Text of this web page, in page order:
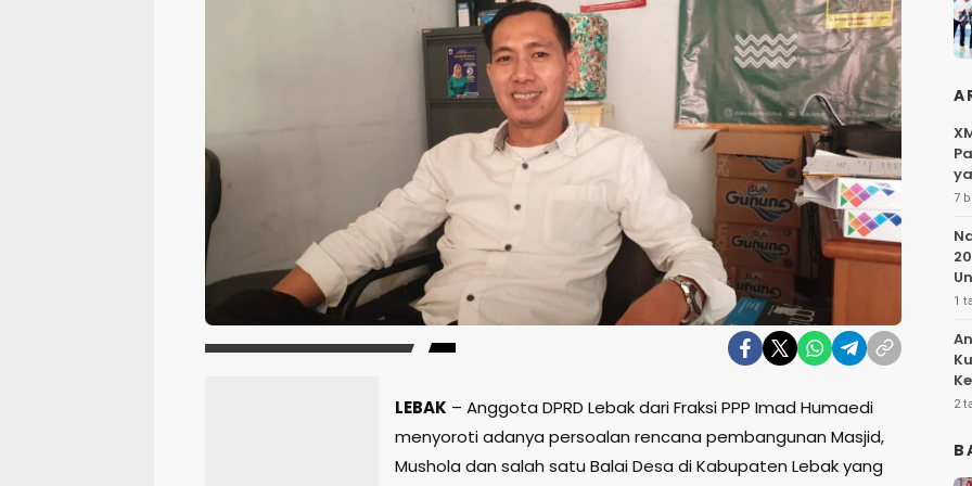
LEBAK – Anggota DPRD Lebak dari Fraksi PPP Imad Humaedi
menyoroti adanya persoalan rencana pembangunan Masjid,
Mushola dan salah satu Balai Desa di Kabupaten Lebak yang
7
1
2